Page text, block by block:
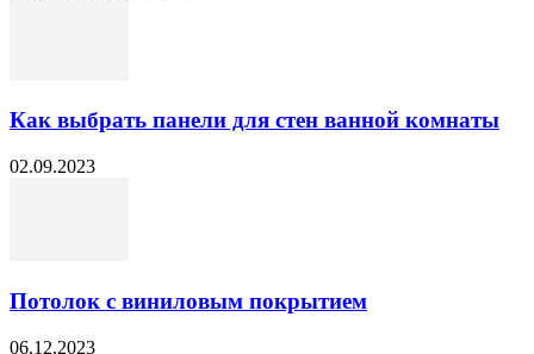
Как выбрать панели для стен ванной комнаты
02.09.2023
Потолок с виниловым покрытием
06.12.2023